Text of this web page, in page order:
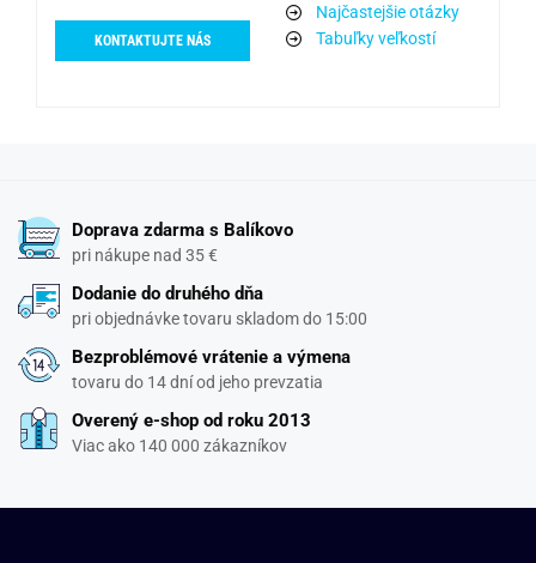
KONTAKTUJTE NÁS
Najčastejšie otázky
Tabuľky veľkostí
Doprava zdarma s Balíkovo
pri nákupe nad 35 €
Dodanie do druhého dňa
pri objednávke tovaru skladom do 15:00
Bezproblémové vrátenie a výmena
tovaru do 14 dní od jeho prevzatia
Overený e-shop od roku 2013
Viac ako 140 000 zákazníkov